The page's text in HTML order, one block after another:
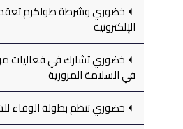
خضوري وشرطة طولكرم تعقد
الإلكترونية
خضوري تشارك في فعاليات
في السلامة المرورية
خضوري تنظم بطولة الوفاء